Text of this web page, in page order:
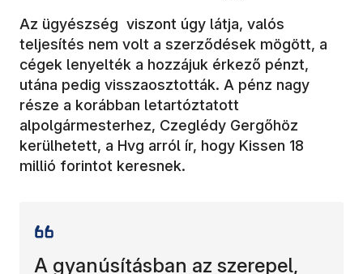
Az ügyészség viszont úgy látja, valós
teljesítés nem volt a szerződések mögött, a
cégek lenyelték a hozzájuk érkező pénzt,
utána pedig visszaosztották. A pénz nagy
része a korábban letartóztatott
alpolgármesterhez, Czeglédy Gergőhöz
kerülhetett, a Hvg arról ír, hogy Kissen 18
millió forintot keresnek.
A gyanúsításban az szerepel,